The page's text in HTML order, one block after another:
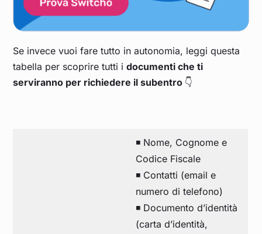
Se invece vuoi fare tutto in autonomia, leggi questa
tabella per scoprire tutti idocumenti che ti
serviranno per richiedere il subentro 👇
◾ Nome, Cognome e
Codice Fiscale
◾ Contatti (email e
numero di telefono)
◾ Documento d’identità
(carta d’identità,